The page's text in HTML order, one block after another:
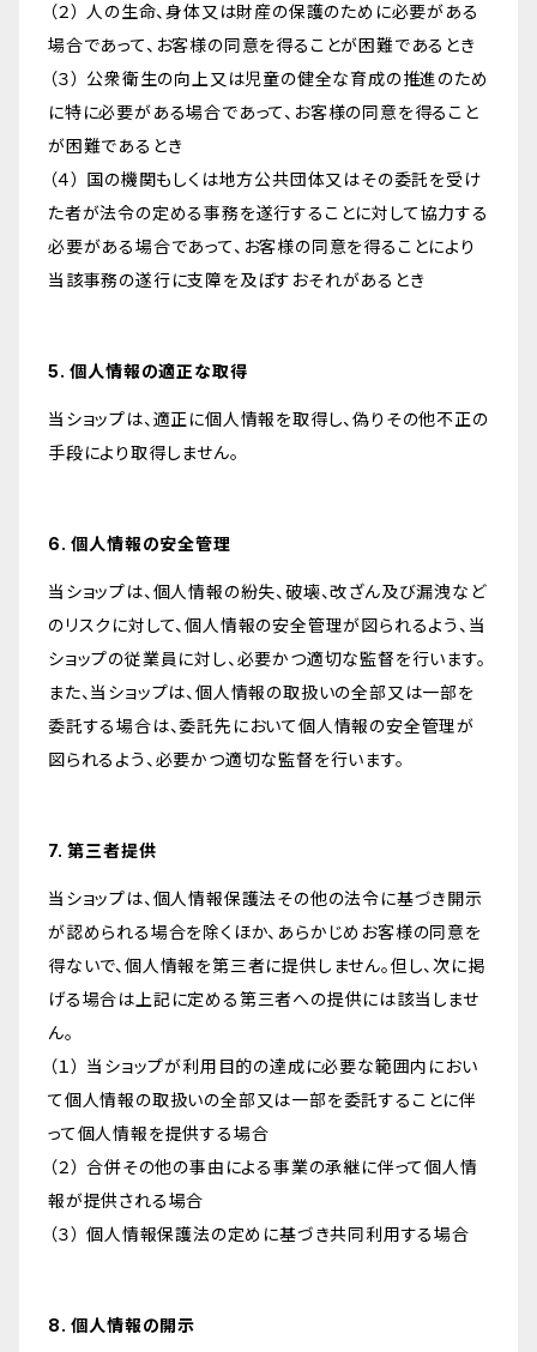
（２） 人の生命、身体又は財産の保護のために必要がある
場合であって、お客様の同意を得ることが困難であるとき
（３） 公衆衛生の向上又は児童の健全な育成の推進のため
に特に必要がある場合であって、お客様の同意を得ること
が困難であるとき
（４） 国の機関もしくは地方公共団体又はその委託を受け
た者が法令の定める事務を遂行することに対して協力する
必要がある場合であって、お客様の同意を得ることにより
当該事務の遂行に支障を及ぼすおそれがあるとき
5. 個人情報の適正な取得
当ショップは、適正に個人情報を取得し、偽りその他不正の
手段により取得しません。
6. 個人情報の安全管理
当ショップは、個人情報の紛失、破壊、改ざん及び漏洩など
のリスクに対して、個人情報の安全管理が図られるよう、当
ショップの従業員に対し、必要かつ適切な監督を行います。
また、当ショップは、個人情報の取扱いの全部又は一部を
委託する場合は、委託先において個人情報の安全管理が
図られるよう、必要かつ適切な監督を行います。
7. 第三者提供
当ショップは、個人情報保護法その他の法令に基づき開示
が認められる場合を除くほか、あらかじめお客様の同意を
得ないで、個人情報を第三者に提供しません。但し、次に掲
げる場合は上記に定める第三者への提供には該当しませ
ん。
（１） 当ショップが利用目的の達成に必要な範囲内におい
て個人情報の取扱いの全部又は一部を委託することに伴
って個人情報を提供する場合
（２） 合併その他の事由による事業の承継に伴って個人情
報が提供される場合
（３） 個人情報保護法の定めに基づき共同利用する場合
8. 個人情報の開示